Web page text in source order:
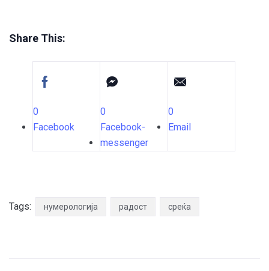
Share This:
0
Facebook
0
Facebook-
messenger
0
Email
Tags: нумерологија радост среќа